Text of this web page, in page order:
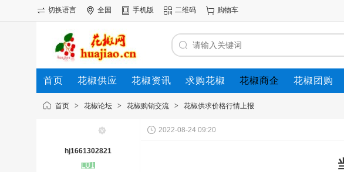
切换语言 全国 手机版 二维码 购物车
首页 花椒供应 花椒资讯 求购花椒 花椒商企 花椒团购
首页 > 花椒论坛 > 花椒购销交流 > 花椒供求价格行情上报
hj1661302821
2022-08-24 09:20